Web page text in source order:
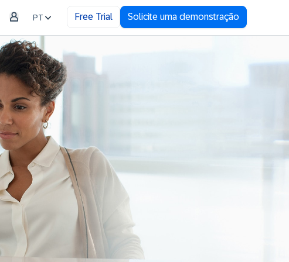
PT Free Trial Solicite uma demonstração